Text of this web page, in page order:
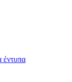
έντυπα